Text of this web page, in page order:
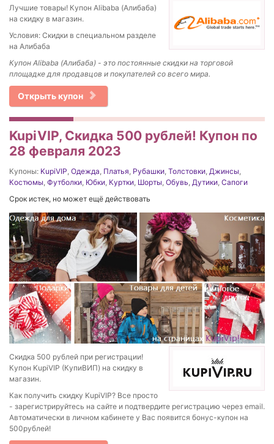
Лучшие товары! Купон Alibaba (Алибаба)
на скидку в магазин.
Условия: Скидки в специальном разделе
на Алибаба
Купон Alibaba (Алибаба) - это постоянные скидки на торговой
площадке для продавцов и покупателей со всего мира.
Открыть купон
KupiVIP, Скидка 500 рублей! Купон по
28 февраля 2023
Купоны: KupiVIP, Одежда, Платья, Рубашки, Толстовки, Джинсы,
Костюмы, Футболки, Юбки, Куртки, Шорты, Обувь, Дутики, Сапоги
Срок истек, но может ещё действовать
Скидка 500 рублей при регистрации!
Купон KupiVIP (КупиВИП) на скидку в
магазин.
Как получить скидку KupiVIP? Все просто
- зарегистрируйтесь на сайте и подтвердите регистрацию через email.
Автоматически в личном кабинете у Вас появится бонус-купон на
500рублей!